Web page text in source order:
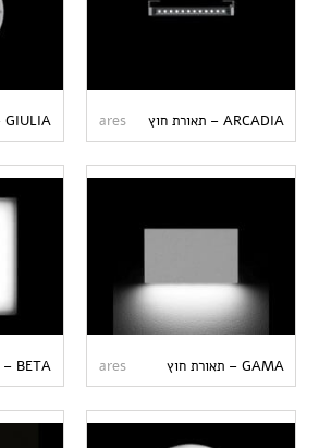
ARCADIA – תאורת חוץ ares GIULIA – תאורת חוץ
GAMA – תאורת חוץ ares BETA – תאורת חוץ